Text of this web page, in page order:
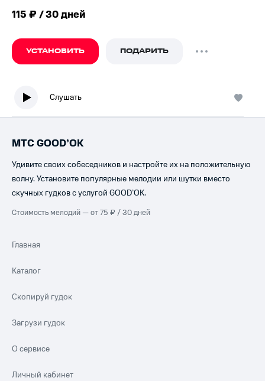
115 ₽ / 30 дней
УСТАНОВИТЬ ПОДАРИТЬ
Слушать
МТС GOOD’OK
Удивите своих собеседников и настройте их на положительную
волну. Установите популярные мелодии или шутки вместо
скучных гудков с услугой GOOD’OK.
Стоимость мелодий — от 75 ₽ / 30 дней
Главная
Каталог
Скопируй гудок
Загрузи гудок
О сервисе
Личный кабинет